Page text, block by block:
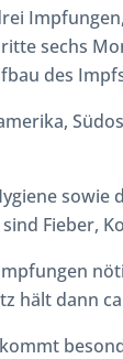
sechs
des
Fieber,
hält dann